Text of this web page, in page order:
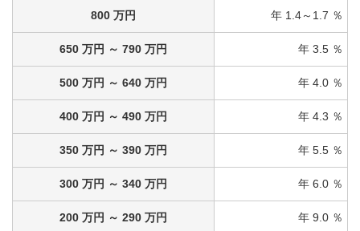
800 万円 年 1.4～1.7 ％
650 万円 ～ 790 万円 年 3.5 ％
500 万円 ～ 640 万円 年 4.0 ％
400 万円 ～ 490 万円 年 4.3 ％
350 万円 ～ 390 万円 年 5.5 ％
300 万円 ～ 340 万円 年 6.0 ％
200 万円 ～ 290 万円 年 9.0 ％